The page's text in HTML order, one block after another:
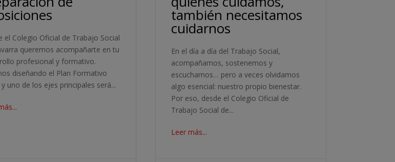
el Colegio Oficial de Trabajo Social
queremos acompañarte en tu
profesional y formativo.
diseñando el Plan Formativo
uno de los ejes principales será...
también necesitamos
cuidarnos
En el día a día del Trabajo Social,
acompañamos, sostenemos y
escuchamos… pero a veces olvidamos
algo esencial: nuestro propio bienestar.
Por eso, desde el Colegio Oficial de
Trabajo Social de...
Leer más...